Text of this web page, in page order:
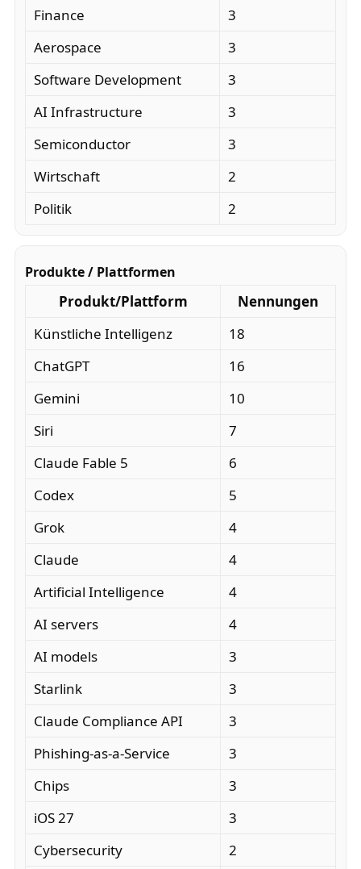
Finance
3
Aerospace
3
Software Development
3
AI Infrastructure
3
Semiconductor
3
Wirtschaft
2
Politik
2
Produkte / Plattformen
Produkt/Plattform
Nennungen
Künstliche Intelligenz
18
ChatGPT
16
Gemini
10
Siri
7
Claude Fable 5
6
Codex
5
Grok
4
Claude
4
Artificial Intelligence
4
AI servers
4
AI models
3
Starlink
3
Claude Compliance API
3
Phishing-as-a-Service
3
Chips
3
iOS 27
3
Cybersecurity
2